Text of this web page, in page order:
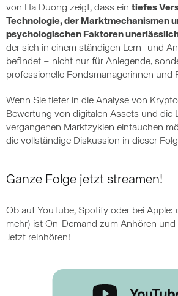
von Ha Duong zeigt, dass ein tiefes
Technologie, der Marktmechanismen
psychologischen Faktoren
der sich in einem ständigen Lern- und
befindet – nicht nur für Anlegende,
professionelle Fondsmanagerinnen und
Wenn Sie tiefer in die Analyse von
Bewertung von digitalen Assets und die
vergangenen Marktzyklen eintauchen
die vollständige Diskussion in dieser
Ganze Folge jetzt streamen!
Ob auf YouTube, Spotify oder bei Apple:
mehr) ist On-Demand zum Anhören und
Jetzt reinhören!